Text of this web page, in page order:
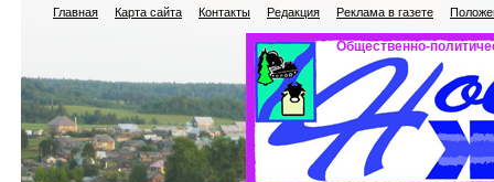
Главная Карта сайта Контакты Редакция Реклама в газете
Общественно-